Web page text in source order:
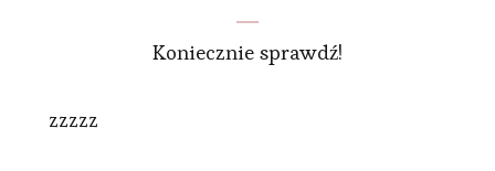
Koniecznie sprawdź!
zzzzz